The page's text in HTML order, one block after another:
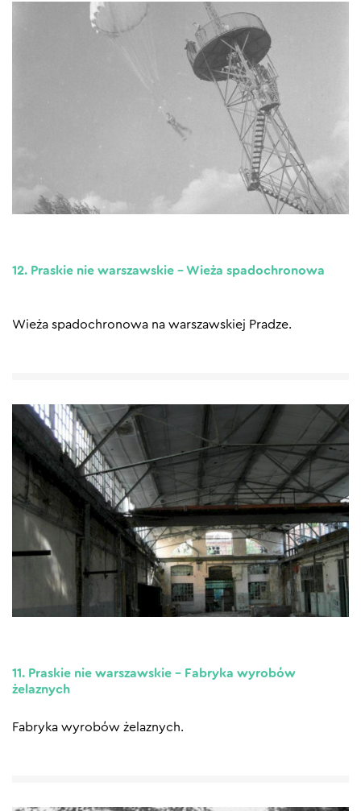
12. Praskie nie warszawskie – Wieża spadochronowa
Wieża spadochronowa na warszawskiej Pradze.
11. Praskie nie warszawskie – Fabryka wyrobów
żelaznych
Fabryka wyrobów żelaznych.